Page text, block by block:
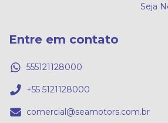
Seja
Entre em contato
555121128000
+55 5121128000
comercial@seamotors.com.br